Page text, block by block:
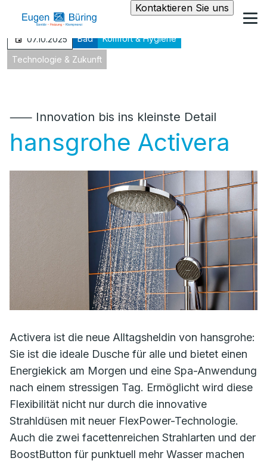
Kontaktieren Sie uns
07.10.2025 Bad Komfort & Hygiene
Technologie & Zukunft
⸺ Innovation bis ins kleinste Detail
hansgrohe Activera
Activera ist die neue Alltagsheldin von hansgrohe:
Sie ist die ideale Dusche für alle und bietet einen
Energiekick am Morgen und eine Spa-Anwendung
nach einem stressigen Tag. Ermöglicht wird diese
Flexibilität nicht nur durch die innovative
Strahldüsen mit neuer FlexPower-Technologie.
Auch die zwei facettenreichen Strahlarten und der
BoostButton für punktuell mehr Wasser machen